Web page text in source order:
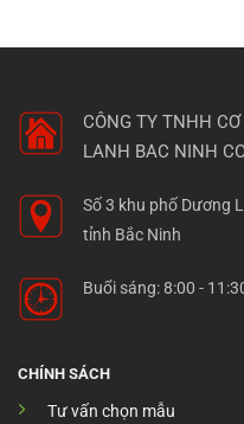
CÔNG TY TNHH
LANH BAC NINH
Số 3 khu phố Dương
tỉnh Bắc Ninh
Buổi sáng: 8:00 -
CHÍNH SÁCH
Tư vấn chọn mẫu